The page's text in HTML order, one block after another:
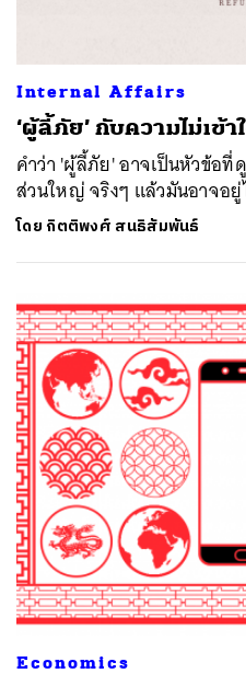
Internal Affairs
‘ผู้ลี้ภัย’ กับความไม่เข้
คำว่า 'ผู้ลี้ภัย' อาจเป็นหัวข้อ
ส่วนใหญ่ จริงๆ แล้วมันอาจอยู่
โดย กิตติพงศ์ สนธิสัมพันธ์
Economics